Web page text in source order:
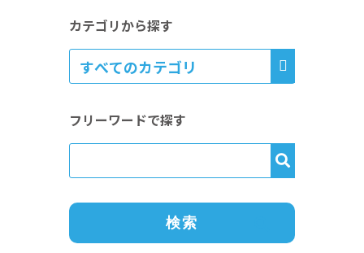
カテゴリから探す
フリーワードで探す